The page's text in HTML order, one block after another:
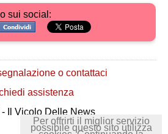
sui social:
o contattaci
assistenza
Il Vicolo Delle News
Per offrirti il miglior servizio
possibile questo sito utilizza